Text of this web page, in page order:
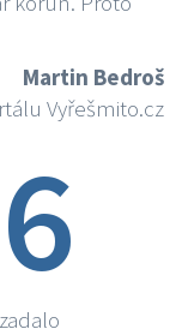
Martin Bedroš
Vyřešmito.cz